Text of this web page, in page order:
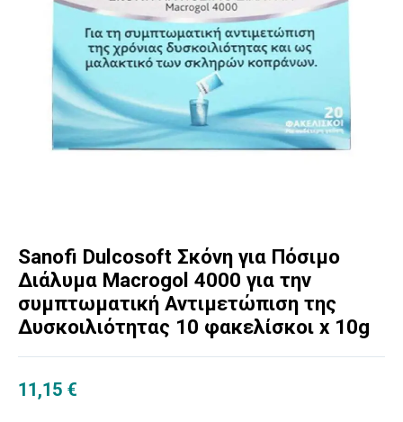
Sanofi Dulcosoft Σκόνη για Πόσιμο
Διάλυμα Macrogol 4000 για την
συμπτωματική Αντιμετώπιση της
Δυσκοιλιότητας 10 φακελίσκοι x 10g
11,15 €